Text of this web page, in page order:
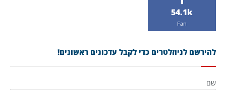
54.1k
Fan
להירשם לניוזלטרים כדי לקבל עדכונים ראשונים!
שם